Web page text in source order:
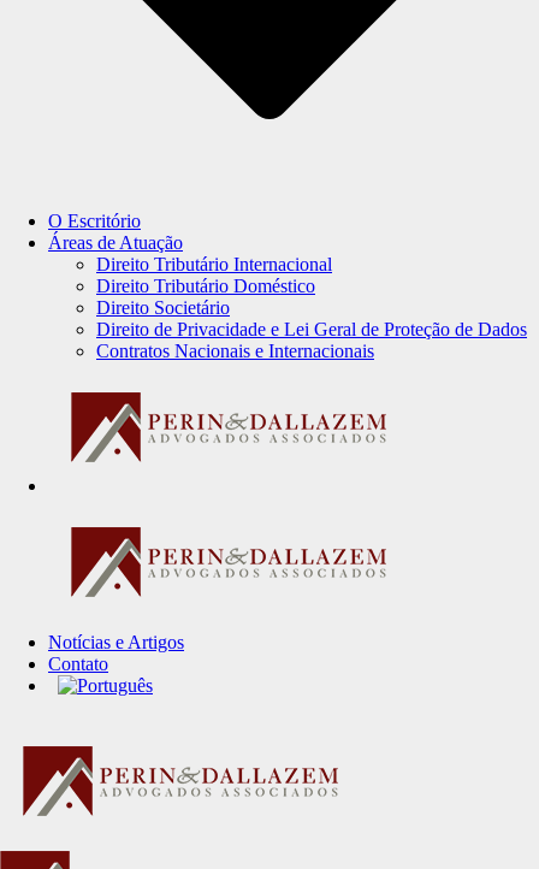
O Escritório
Áreas de Atuação
Direito Tributário Internacional
Direito Tributário Doméstico
Direito Societário
Direito de Privacidade e Lei Geral de Proteção de Dados
Contratos Nacionais e Internacionais
Notícias e Artigos
Contato